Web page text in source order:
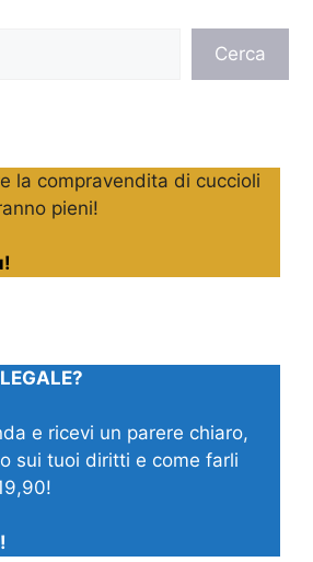
Cerca
la compravendita di cuccioli
pieni!
e ricevi un parere chiaro,
sui tuoi diritti e come farli